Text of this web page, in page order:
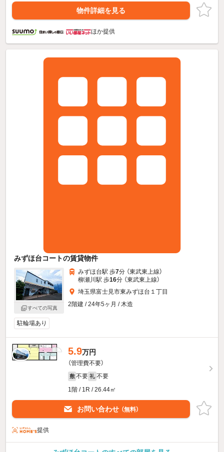
物件詳細を見る
ほか提供
みずほ台コートの賃貸物件
すべての写真
みずほ台駅 歩7分 （東武東上線）
柳瀬川駅 歩16分 （東武東上線）
埼玉県富士見市東みずほ台１丁目
2階建 / 24年5ヶ月 / 木造
駐輪場あり
5.9万円
（管理費不要）
敷 不要 礼 不要
1階 / 1R / 26.44㎡
お問い合わせ （無料）
提供